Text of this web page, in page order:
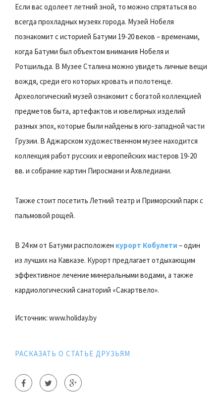
Если вас одолеет летний зной, то можно спрятаться во
всегда прохладных музеях города. Музей Нобеля
познакомит с историей Батуми 19-20 веков – временами,
когда Батуми был объектом внимания Нобеля и
Ротшильда. В Музее Сталина можно увидеть личные вещи
вождя, среди его которых кровать и полотенце.
Археологический музей ознакомит с богатой коллекцией
предметов быта, артефактов и ювелирных изделий
разных эпох, которые были найдены в юго-западной части
Грузии. В Аджарском художественном музее находится
коллекция работ русских и европейских мастеров 19-20
вв. и собрание картин Пиросмани и Ахвледиани.
Также стоит посетить Летний театр и Приморский парк с
пальмовой рощей.
В 24 км от Батуми расположен курорт Кобулети – один
из лучших на Кавказе. Курорт предлагает отдыхающим
эффективное лечение минеральными водами, а также
кардиологический санаторий «Сакартвело».
Источник: www.holiday.by
РАСКАЗАТЬ О СТАТЬЕ ДРУЗЬЯМ